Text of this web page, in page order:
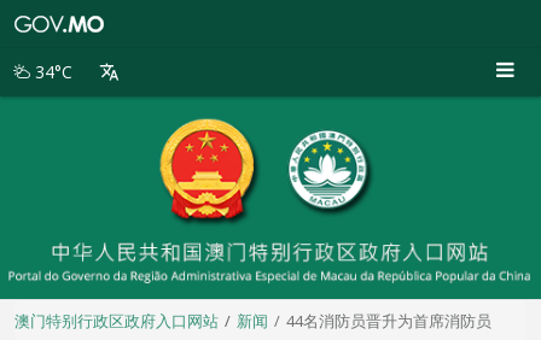
别
34°C
澳门特别行政区政府入口网站 新闻 44名消防员晋升为首席消防员